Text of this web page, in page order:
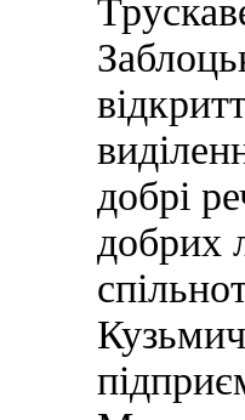
добрі
добрих